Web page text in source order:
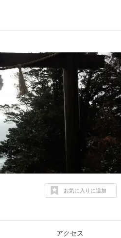
お気に入りに追加
アクセス